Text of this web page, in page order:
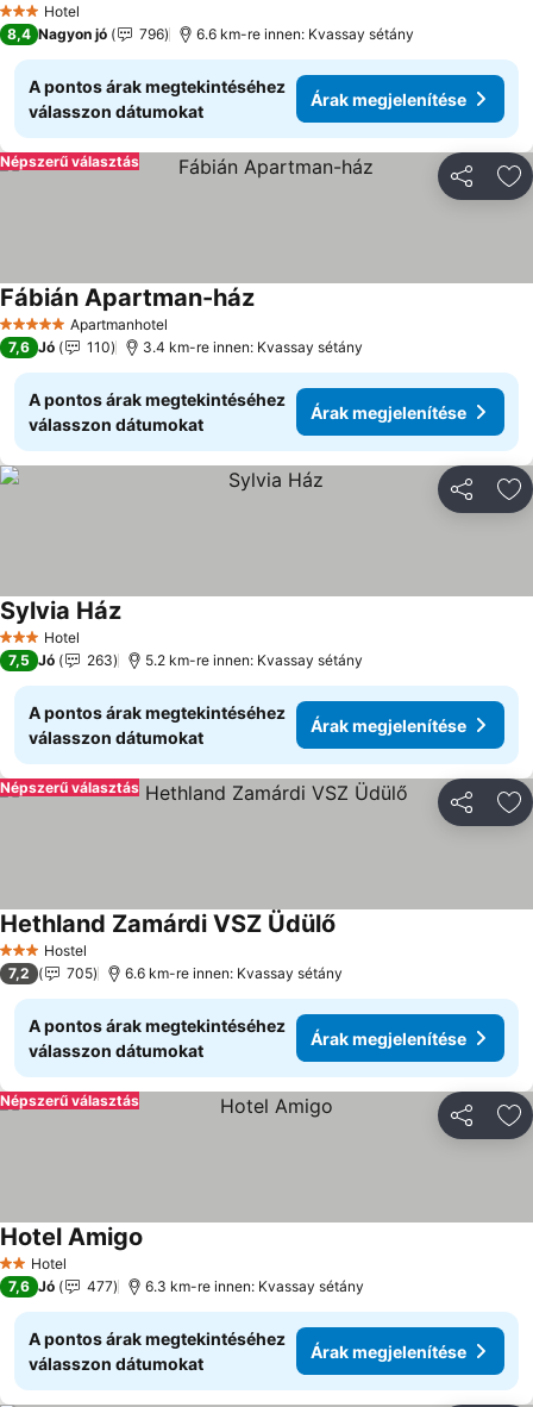
3 Kategória
Hotel
8,4 Nagyon jó 796 6.6 km-re innen: Kvassay sétány
A pontos árak megtekintéséhez
válasszon dátumokat
Árak megjelenítése
Népszerű választás
5 KategóriaApartmanhotel
Fábián Apartman-ház
7,6 Jó 110 3.4 km-re innen: Kvassay sétány
A pontos árak megtekintéséhez
válasszon dátumokat
Árak megjelenítése
3 Kategória
Hotel
Sylvia Ház
7,5 Jó 263 5.2 km-re innen: Kvassay sétány
A pontos árak megtekintéséhez
válasszon dátumokat
Árak megjelenítése
Népszerű választás
3 Kategória
Hostel
Hethland Zamárdi VSZ Üdülő
7,2 705 6.6 km-re innen: Kvassay sétány
A pontos árak megtekintéséhez
válasszon dátumokat
Árak megjelenítése
Népszerű választás
2 Kategória
Hotel
Hotel Amigo
7,6 Jó 477 6.3 km-re innen: Kvassay sétány
A pontos árak megtekintéséhez
válasszon dátumokat
Árak megjelenítése